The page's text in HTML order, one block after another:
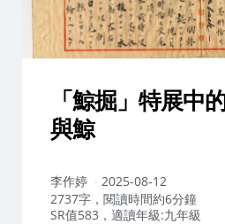
「鯨掘」特展中
與鯨
作
者：
李作婷
2025-08-12
2737字，閱讀時間約6分鐘
SR值583，適讀年級:九年級